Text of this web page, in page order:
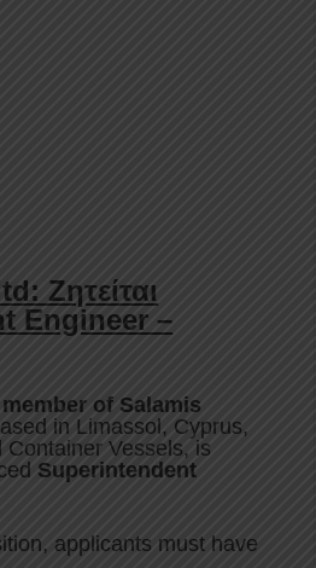
Ζητείται
Engineer –
of Salamis
in Limassol, Cyprus,
Vessels, is
Superintendent
applicants must have